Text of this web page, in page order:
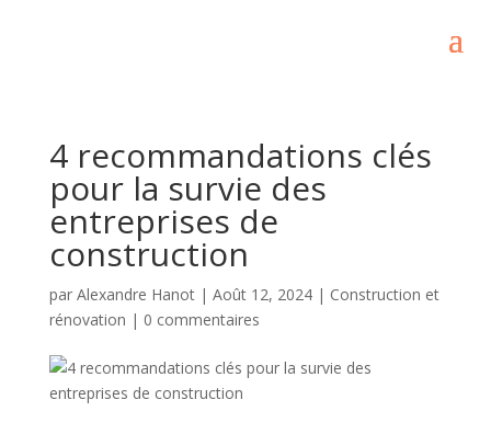
4 recommandations clés
pour la survie des
entreprises de
construction
par Alexandre Hanot| Août 12, 2024| Construction et
rénovation | 0 commentaires